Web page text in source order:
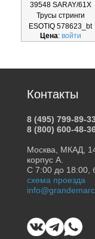
39548 SARAY/61X
Трусы стринги
ESOTIQ 578623_bt
Цена: войти
Контакты
8 (495) 799-89-
8 (800) 600-48-
Москва, МКАД,
корпус А.
С 7:00 до 18:00,
схема проезда